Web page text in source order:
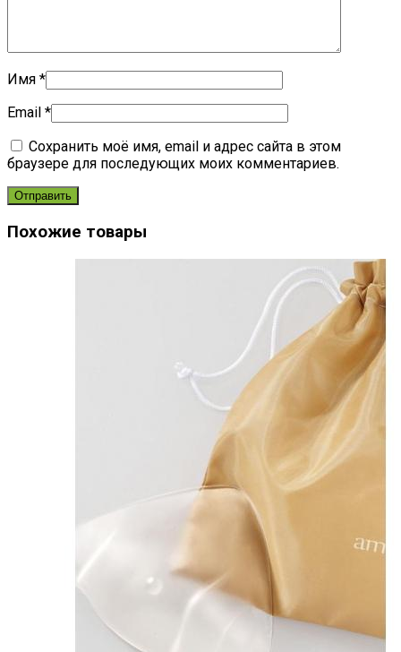
Имя *
Email *
Сохранить моё имя, email и адрес сайта в этом
браузере для последующих моих комментариев.
Похожие товары